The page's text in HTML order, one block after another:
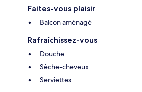
Faites-vous plaisir
Balcon aménagé
Rafraîchissez-vous
Douche
Sèche-cheveux
Serviettes